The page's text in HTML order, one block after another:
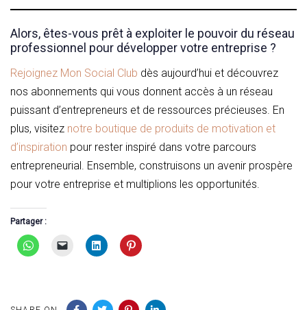
Alors, êtes-vous prêt à exploiter le pouvoir du réseau
professionnel pour développer votre entreprise ?
Rejoignez Mon Social Club dès aujourd’hui et découvrez
nos abonnements qui vous donnent accès à un réseau
puissant d’entrepreneurs et de ressources précieuses. En
plus, visitez notre boutique de produits de motivation et
d’inspiration pour rester inspiré dans votre parcours
entrepreneurial. Ensemble, construisons un avenir prospère
pour votre entreprise et multiplions les opportunités.
Partager :